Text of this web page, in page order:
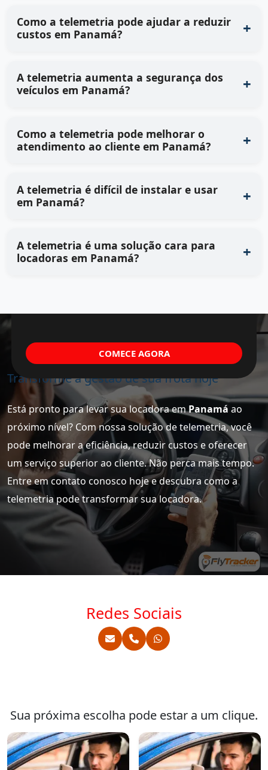
Como a telemetria pode ajudar a reduzir
custos em Panamá?
A telemetria aumenta a segurança dos
veículos em Panamá?
Como a telemetria pode melhorar o
atendimento ao cliente em Panamá?
A telemetria é difícil de instalar e usar
em Panamá?
A telemetria é uma solução cara para
locadoras em Panamá?
Transforme a gestão de sua frota hoje
Está pronto para levar sua locadora emPanamá ao
próximo nível? Com nossa solução de telemetria, você
pode melhorar a eficiência, reduzir custos e oferecer
um serviço superior ao cliente. Não perca mais tempo.
Entre em contato conosco hoje e descubra como a
telemetria pode transformar sua locadora.
COMECE AGORA
Redes Sociais
Sua próxima escolha pode estar a um clique.